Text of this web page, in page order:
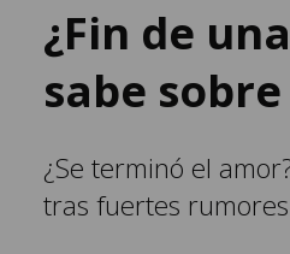
¿Fin de
sabe
¿Se terminó el
tras fuertes